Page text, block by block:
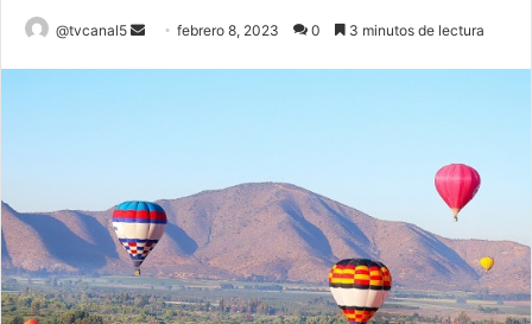
@tvcanal5
Sendfebrero 8, 2023 0 3 minutos de lectura